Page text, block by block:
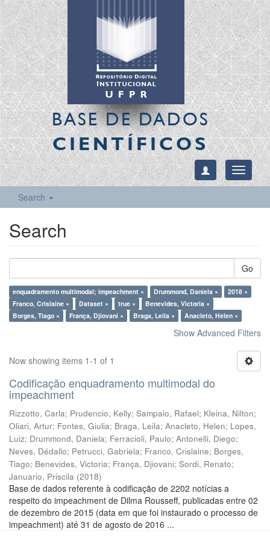
BASE DE DADOS
CIENTÍFICOS
Toggle
Search
Search
Go
enquadramento multimodal; impeachment × Drummond, Daniela ×
2018 ×
Franco, Crislaine ×
Dataset × true ×
Benevides, Victoria ×
Borges, Tiago ×
França, Djiovani × Braga, Leila × Anacleto, Helen ×
Show Advanced Filters
Now showing items 1-1 of 1
Codificação enquadramento multimodal do
impeachment
Rizzotto, Carla; Prudencio, Kelly; Sampaio, Rafael; Kleina, Nilton;
Oliari, Artur; Fontes, Giulia; Braga, Leila; Anacleto, Helen; Lopes,
Luiz; Drummond, Daniela; Ferracioli, Paulo; Antonelli, Diego;
Neves, Dédallo; Petrucci, Gabriela; Franco, Crislaine; Borges,
Tiago; Benevides, Victoria; França, Djiovani; Sordi, Renato;
Januario, Priscila (2018)
Base de dados referente à codificação de 2202 notícias a
respeito do impeachment de Dilma Rousseff, publicadas entre 02
de dezembro de 2015 (data em que foi instaurado o processo de
impeachment) até 31 de agosto de 2016 ...